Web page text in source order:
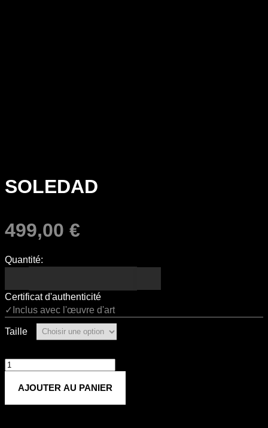
SOLEDAD
499,00 €
Quantité:
Certificat d'authenticité
✓Inclus avec l'œuvre d'art
Taille
quantité
SOLEDAD
AJOUTER AU PANIER